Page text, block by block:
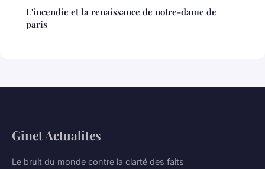
L'incendie et la renaissance de notre-dame de
paris
Ginet Actualites
Le bruit du monde contre la clarté des faits